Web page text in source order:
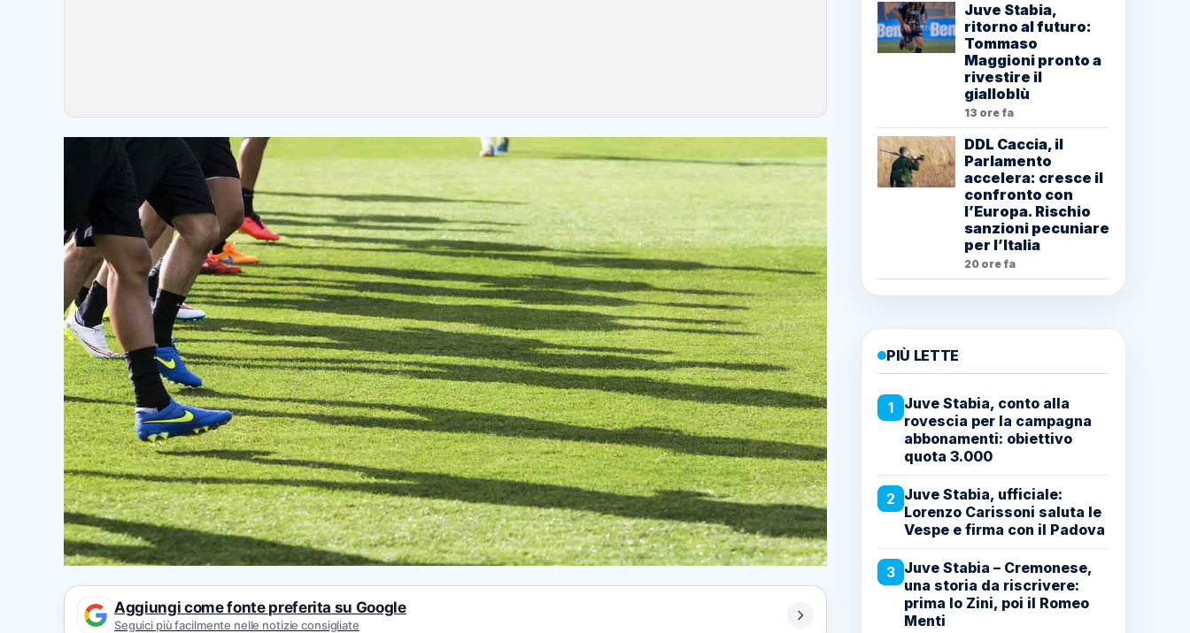
Aggiungi come fonte preferita su Google
Seguici più facilmente nelle notizie consigliate
Juve Stabia,
ritorno al futuro:
Tommaso
Maggioni pronto a
rivestire il
gialloblù
13 ore fa
DDL Caccia, il
Parlamento
accelera: cresce il
confronto con
l’Europa. Rischio
sanzioni pecuniare
per l’Italia
20 ore fa
PIÙ LETTE
1
Juve Stabia, conto alla
rovescia per la campagna
abbonamenti: obiettivo
quota 3.000
2 Juve Stabia, ufficiale:
Lorenzo Carissoni saluta le
Vespe e firma con il Padova
3 Juve Stabia – Cremonese,
una storia da riscrivere:
prima lo Zini, poi il Romeo
Menti